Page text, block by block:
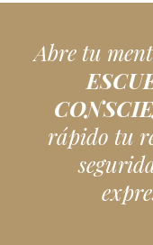
Abre tu
rápido tu